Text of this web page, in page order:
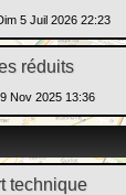
5 Juil 2026 22:23
réduits
Nov 2025 13:36
technique